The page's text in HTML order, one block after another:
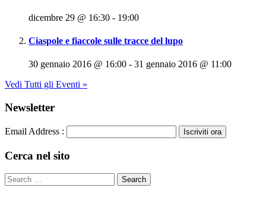
dicembre 29 @ 16:30 - 19:00
Ciaspole e fiaccole sulle tracce del lupo
30 gennaio 2016 @ 16:00 - 31 gennaio 2016 @ 11:00
Vedi Tutti gli Eventi »
Newsletter
Email Address :
Cerca nel sito